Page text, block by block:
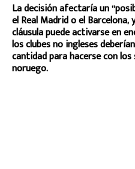
La decisión afectaría un
el Real Madrid o el
cláusula puede activarse en
los clubes no ingleses
cantidad para hacerse con
noruego.